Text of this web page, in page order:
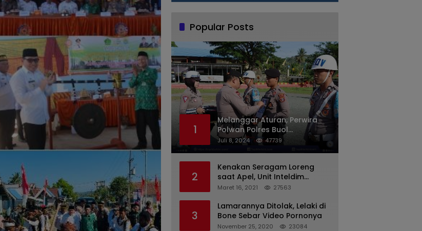
Popular Posts
1
Melanggar Aturan, Perwira
Polwan Polres Buol
Diberhentikan Tidak Dengan
Juli 8, 2024 47739
2
Kenakan Seragam Loreng
saat Apel, Unit Inteldim
1426/Takalar Datangi
Maret 16, 2021 27563
3
Lamarannya Ditolak, Lelaki di
Bone Sebar Video Pornonya
November 25, 2020 23084